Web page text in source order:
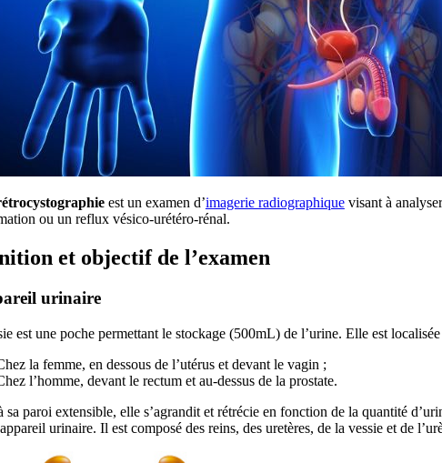
est un examen d’imagerie radiographiquevisant à
ou un reflux vésico-urétéro-rénal.
et objectif de l’examen
urinaire
est une poche permettant le stockage (500mL) de l’urine. Elle est localisée
la femme, en dessous de l’utérus et devant le vagin ;
l’homme, devant le rectum et au-dessus de la prostate.
sa paroi extensible, elle s’agrandit et rétrécie en fonction de la quantité
urinaire. Il est composé des reins, des uretères, de la vessie et de